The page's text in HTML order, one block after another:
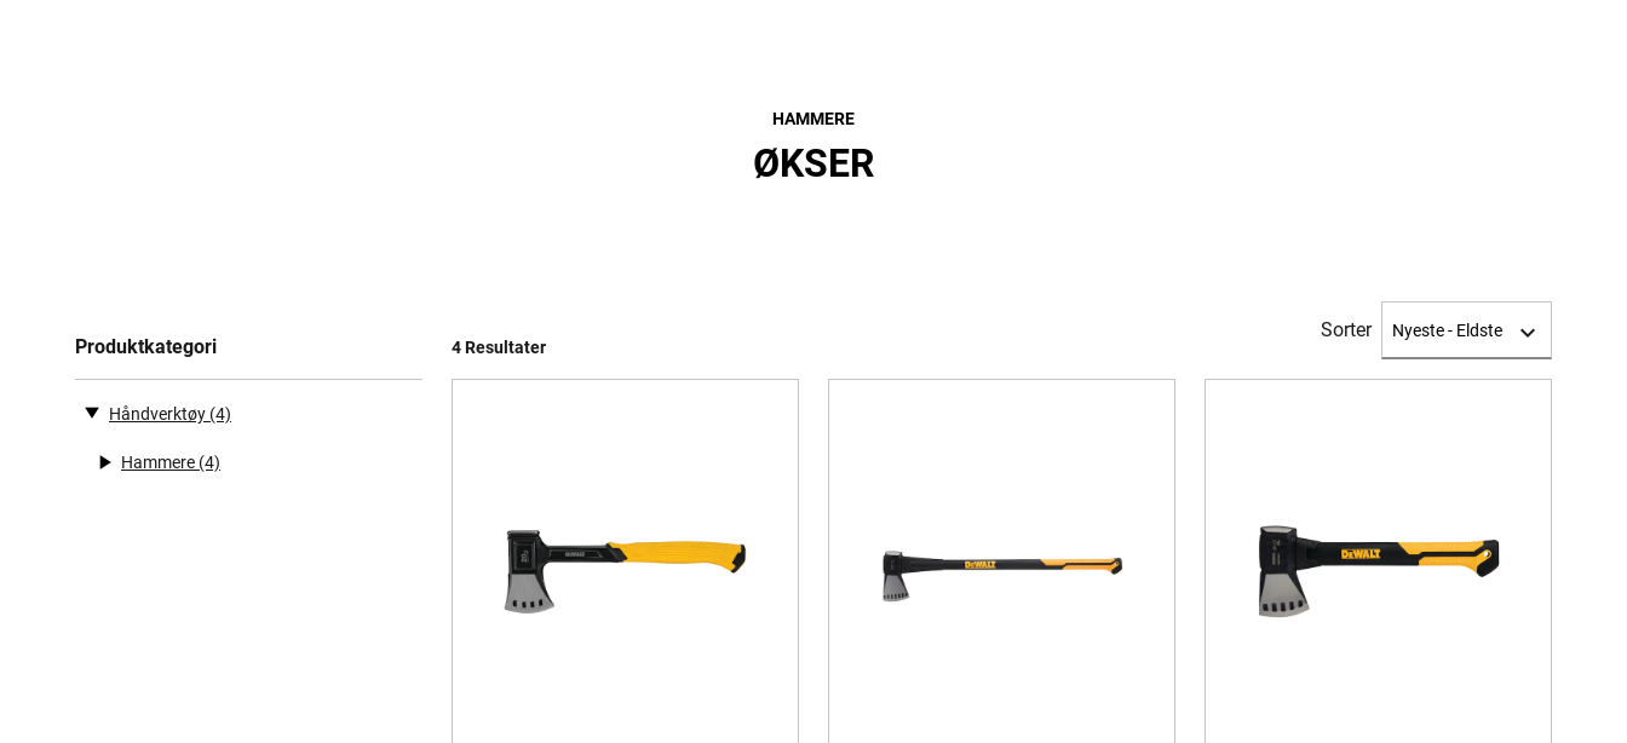
HAMMERE
ØKSER
Produktkategori
Håndverktøy (4)
Hammere (4)
4 Resultater
Sorter